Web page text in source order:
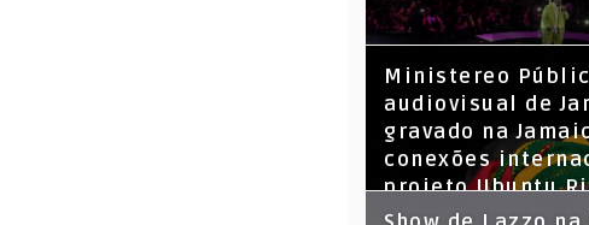
​Ministereo
audiovisual de
gravado na
conexões
projeto Ubuntu